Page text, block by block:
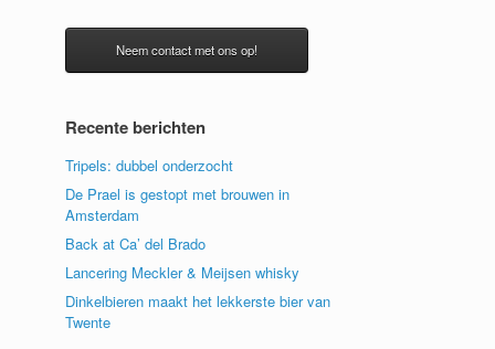
Neem contact met ons op!
Recente berichten
Tripels: dubbel onderzocht
De Prael is gestopt met brouwen in
Amsterdam
Back at Ca’ del Brado
Lancering Meckler & Meijsen whisky
Dinkelbieren maakt het lekkerste bier van
Twente